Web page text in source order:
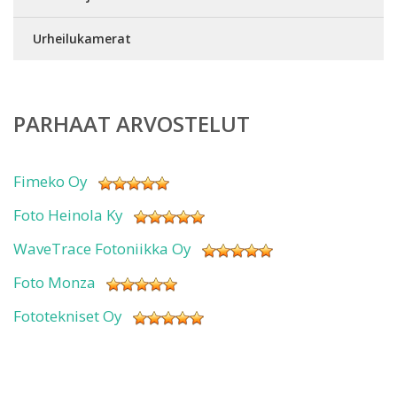
Urheilukamerat
PARHAAT ARVOSTELUT
Fimeko Oy
Foto Heinola Ky
WaveTrace Fotoniikka Oy
Foto Monza
Fototekniset Oy